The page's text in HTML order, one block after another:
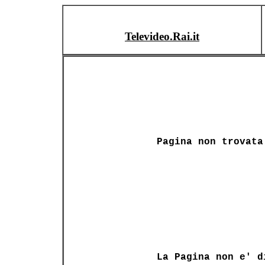
Televideo.Rai.it
Pagina non trovata
La Pagina non e'